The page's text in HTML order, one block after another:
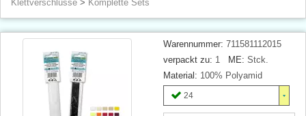
Klettverschlüsse > Komplette Sets
Warennummer: 711581112015
verpackt zu: 1 ME: Stck.
Material: 100% Polyamid
24